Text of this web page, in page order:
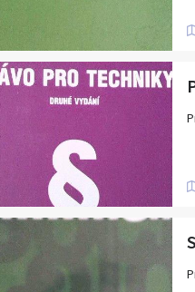
Jihočeský kraj
Karlovarský kraj
Královéhradecký
Moravskoslezský
Pardubický kraj
Středočeský kraj
Zlínský kraj
Nabídka/